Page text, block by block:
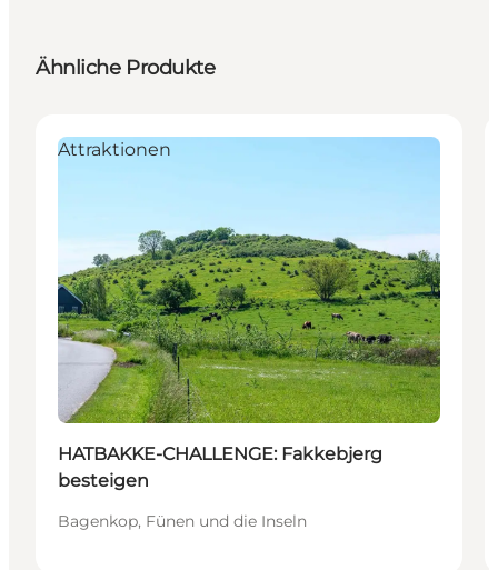
Ähnliche Produkte
Attraktionen
HATBAKKE-CHALLENGE: Fakkebjerg
besteigen
Bagenkop, Fünen und die Inseln